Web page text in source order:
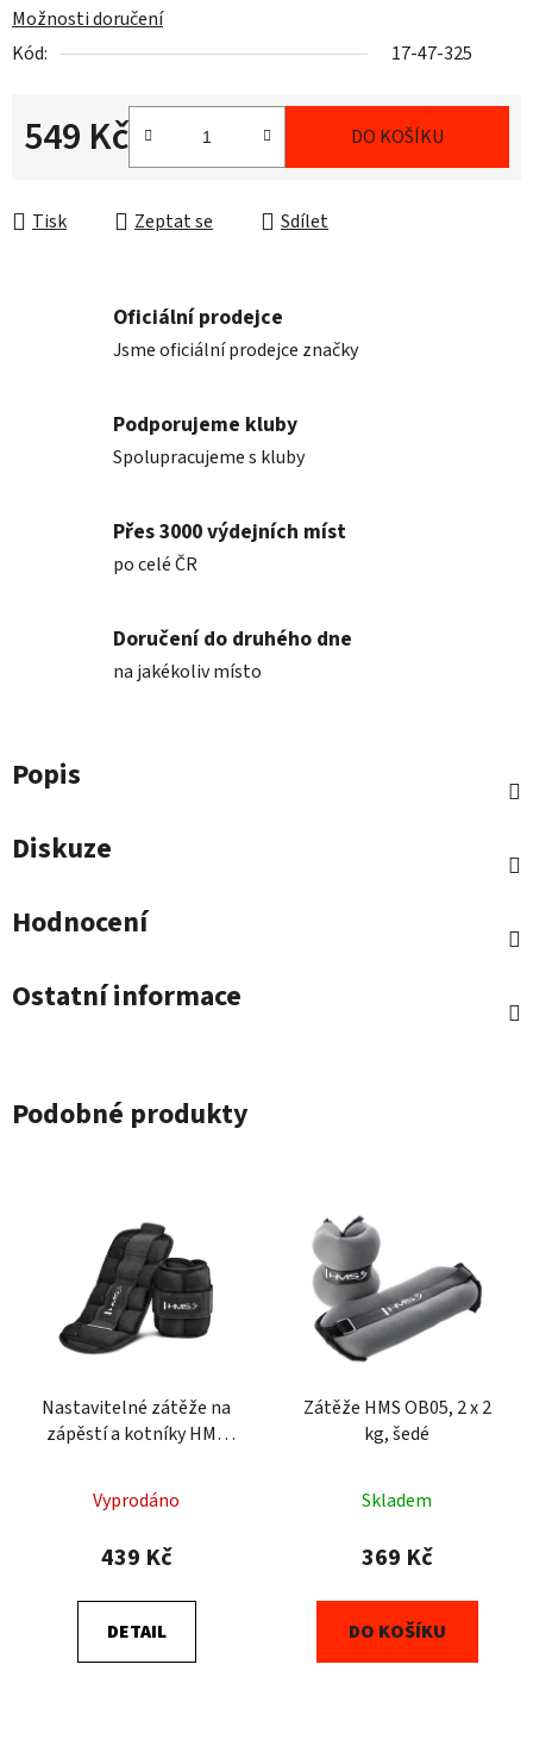
Možnosti doručení
Kód:
17-47-325
549 Kč DO KOŠÍKU
Tisk Zeptat se Sdílet
Oficiální prodejce
Jsme oficiální prodejce značky
Podporujeme kluby
Spolupracujeme s kluby
Přes 3000 výdejních míst
po celé ČR
Doručení do druhého dne
na jakékoliv místo
Popis
Diskuze
Hodnocení
Ostatní informace
Podobné produkty
Nastavitelné zátěže na
zápěstí a kotníky HMS
Vyprodáno
439 Kč
DETAIL
Zátěže HMS OB05, 2 x 2
kg, šedé
Skladem
369 Kč
DO KOŠÍKU